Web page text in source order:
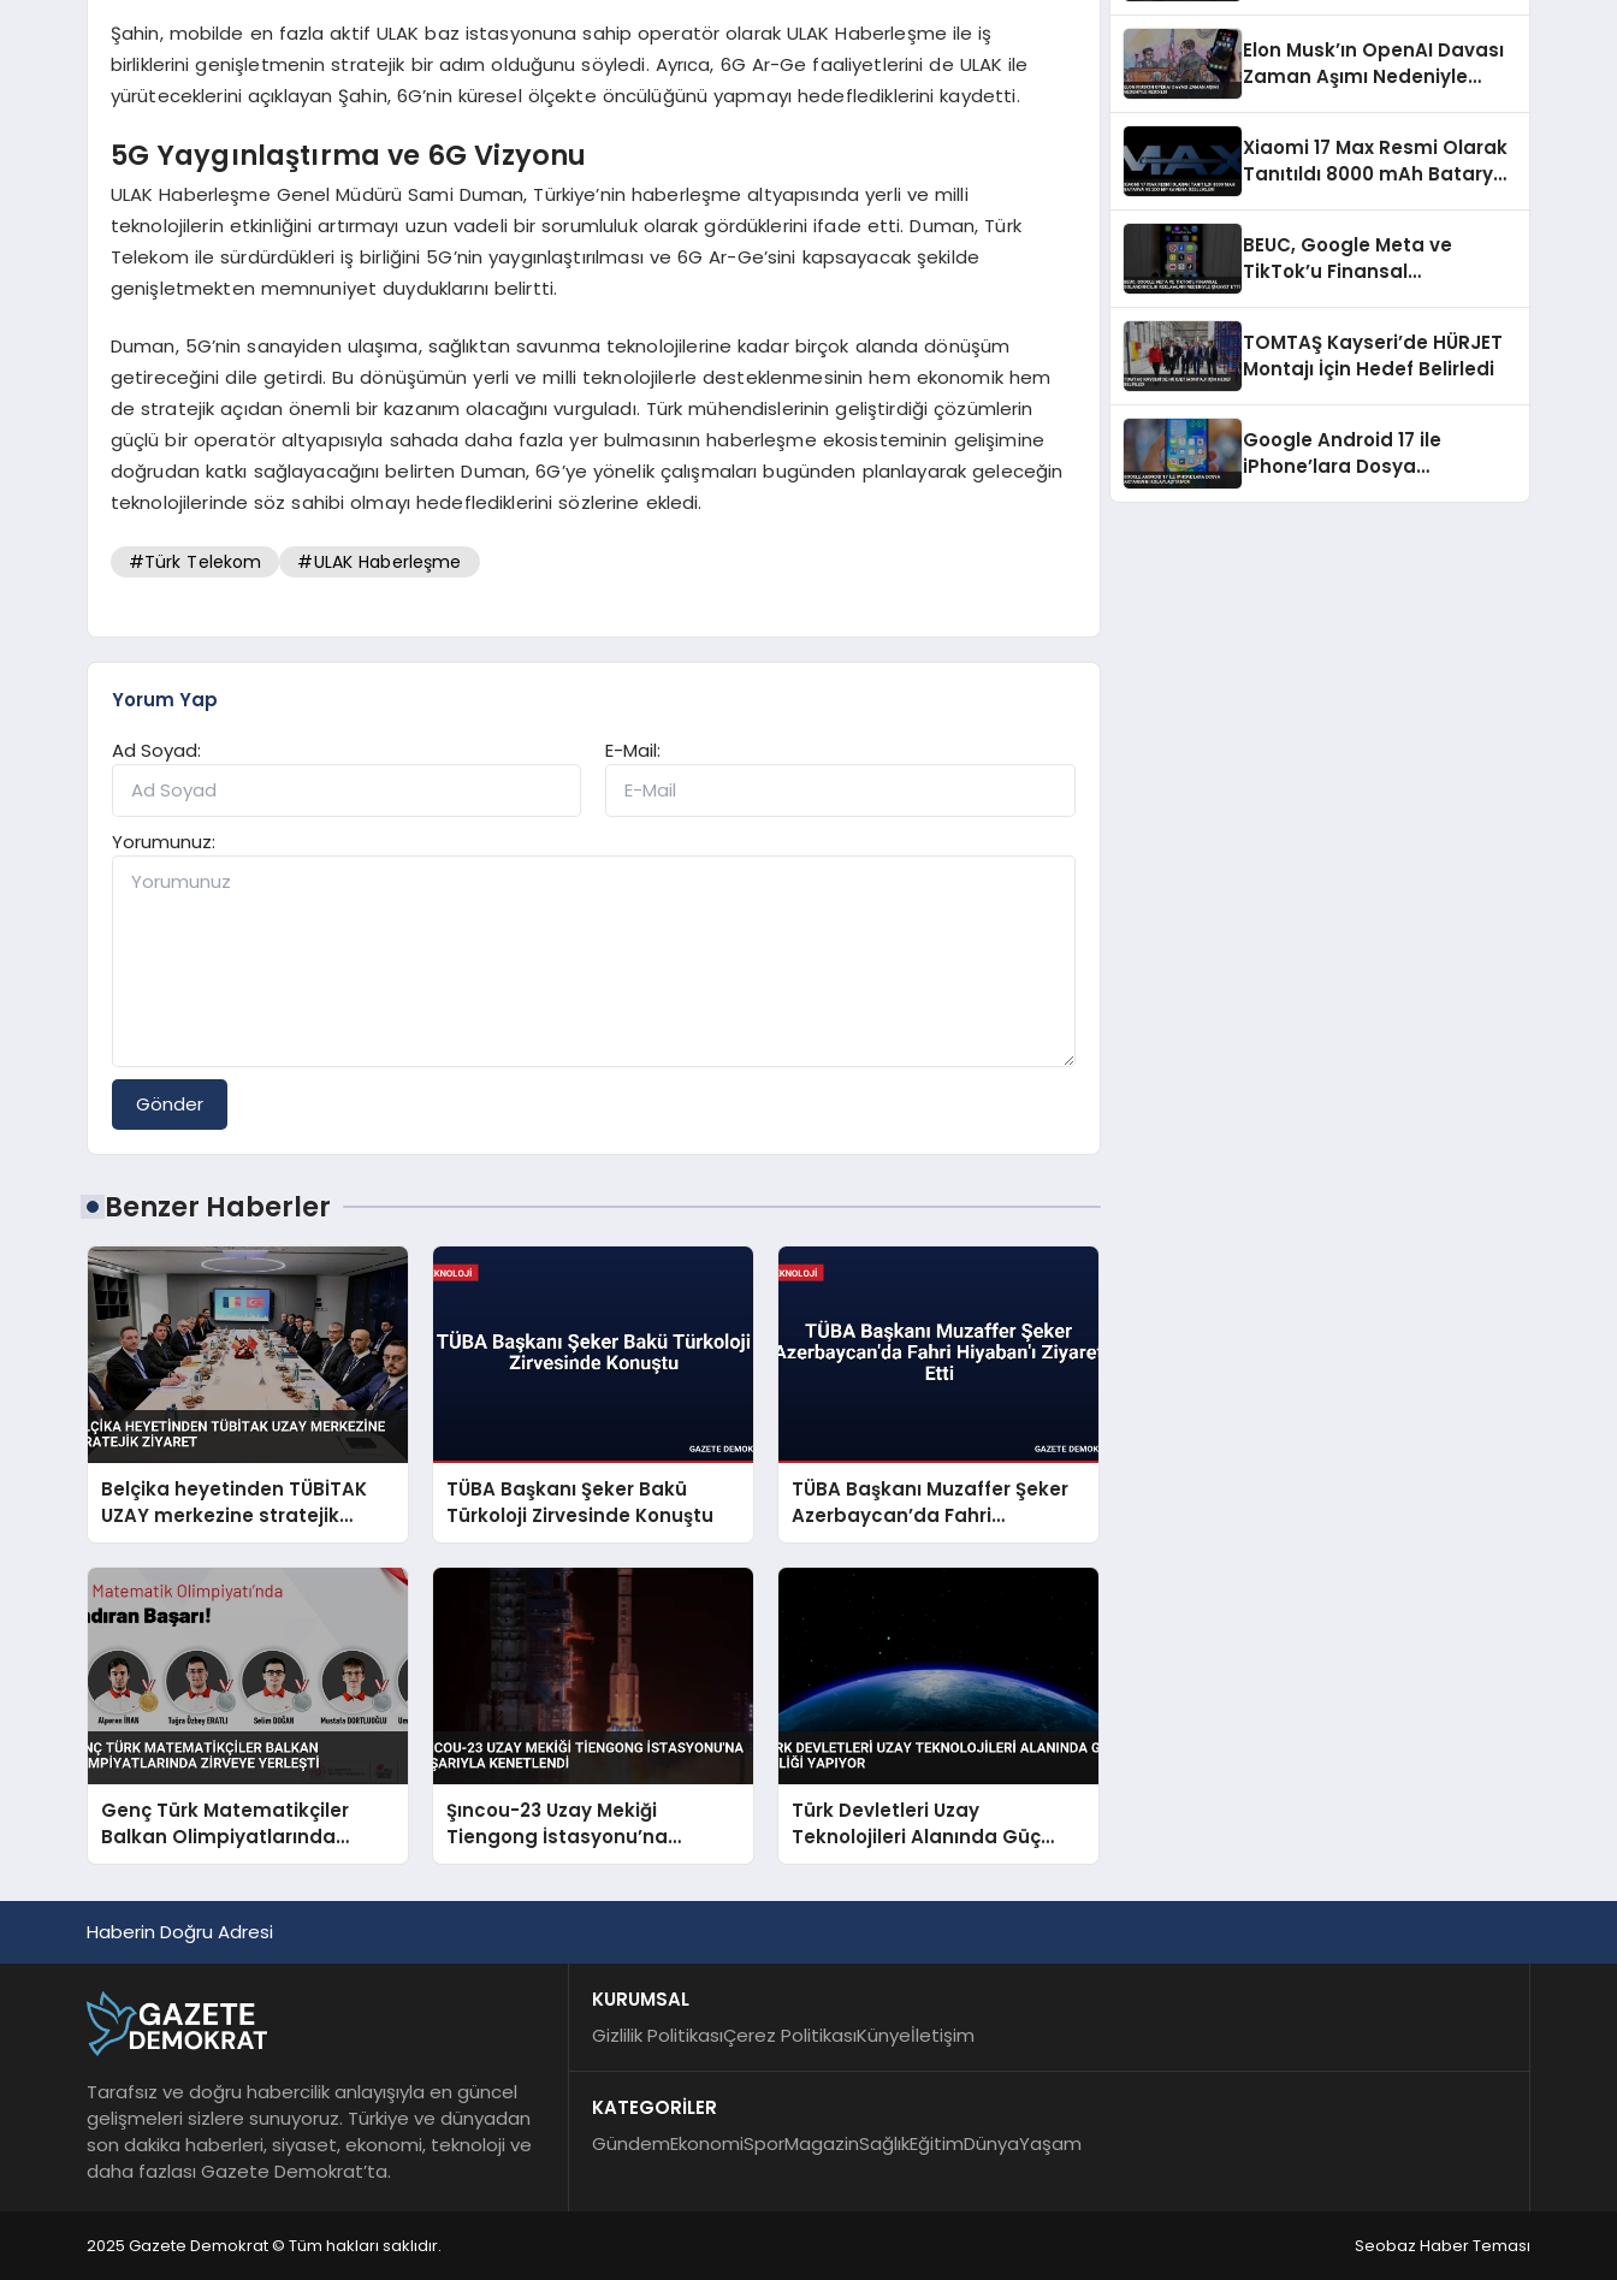
Şahin, mobilde en fazla aktif ULAK baz istasyonuna sahip operatör olarak ULAK Haberleşme ile iş
birliklerini genişletmenin stratejik bir adım olduğunu söyledi. Ayrıca, 6G Ar-Ge faaliyetlerini de ULAK ile
yürüteceklerini açıklayan Şahin, 6G’nin küresel ölçekte öncülüğünü yapmayı hedeflediklerini kaydetti.
5G Yaygınlaştırma ve 6G Vizyonu
ULAK Haberleşme Genel Müdürü Sami Duman, Türkiye’nin haberleşme altyapısında yerli ve milli
teknolojilerin etkinliğini artırmayı uzun vadeli bir sorumluluk olarak gördüklerini ifade etti. Duman, Türk
Telekom ile sürdürdükleri iş birliğini 5G’nin yaygınlaştırılması ve 6G Ar-Ge’sini kapsayacak şekilde
genişletmekten memnuniyet duyduklarını belirtti.
Duman, 5G’nin sanayiden ulaşıma, sağlıktan savunma teknolojilerine kadar birçok alanda dönüşüm
getireceğini dile getirdi. Bu dönüşümün yerli ve milli teknolojilerle desteklenmesinin hem ekonomik hem
de stratejik açıdan önemli bir kazanım olacağını vurguladı. Türk mühendislerinin geliştirdiği çözümlerin
güçlü bir operatör altyapısıyla sahada daha fazla yer bulmasının haberleşme ekosisteminin gelişimine
doğrudan katkı sağlayacağını belirten Duman, 6G’ye yönelik çalışmaları bugünden planlayarak geleceğin
teknolojilerinde söz sahibi olmayı hedeflediklerini sözlerine ekledi.
#Türk Telekom #ULAK Haberleşme
Yorum Yap
Ad Soyad:
E-Mail:
Yorumunuz:
Gönder
Benzer Haberler
Belçika heyetinden TÜBİTAK
UZAY merkezine stratejik
ziyaret
TÜBA Başkanı Şeker Bakü
Türkoloji Zirvesinde Konuştu
TÜBA Başkanı Muzaffer Şeker
Azerbaycan’da Fahri
Hiyaban’ı Ziyaret Etti
Genç Türk Matematikçiler
Balkan Olimpiyatlarında
Zirveye Yerleşti
Şıncou-23 Uzay Mekiği
Tiengong İstasyonu’na
Başarıyla Kenetlendi
Türk Devletleri Uzay
Teknolojileri Alanında Güç
Birliği Yapıyor
Elon Musk’ın OpenAI Davası
Zaman Aşımı Nedeniyle
Xiaomi 17 Max Resmi Olarak
Tanıtıldı 8000 mAh Batarya
BEUC, Google Meta ve
TikTok’u Finansal
TOMTAŞ Kayseri’de HÜRJET
Montajı İçin Hedef Belirledi
Google Android 17 ile
iPhone’lara Dosya
Haberin Doğru Adresi
Tarafsız ve doğru habercilik anlayışıyla en güncel
gelişmeleri sizlere sunuyoruz. Türkiye ve dünyadan
son dakika haberleri, siyaset, ekonomi, teknoloji ve
daha fazlası Gazete Demokrat’ta.
KURUMSAL
Gizlilik PolitikasıÇerez PolitikasıKünyeİletişim
KATEGORİLER
GündemEkonomiSporMagazinSağlıkEğitimDünyaYaşam
2025 Gazete Demokrat © Tüm hakları saklıdır. Seobaz Haber Teması